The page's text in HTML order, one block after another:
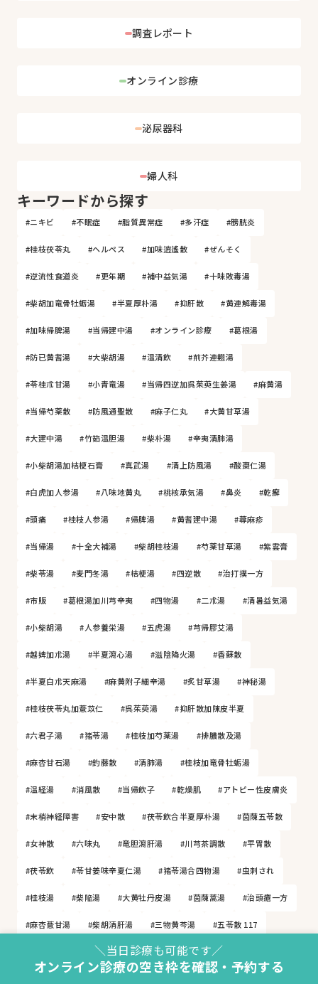
調査レポート
オンライン診療
泌尿器科
婦人科
キーワードから探す
#ニキビ #不眠症 #脂質異常症 #多汗症 #膀胱炎
#桂枝茯苓丸 #ヘルペス #加味逍遙散 #ぜんそく
#逆流性食道炎 #更年期 #補中益気湯 #十味敗毒湯
#柴胡加竜骨牡蛎湯 #半夏厚朴湯 #抑肝散 #黄連解毒湯
#加味帰脾湯 #当帰建中湯 #オンライン診療 #葛根湯
#防已黄耆湯 #大柴胡湯 #温清飲 #荊芥連翹湯
#苓桂朮甘湯 #小青竜湯 #当帰四逆加呉茱萸生姜湯 #麻黄湯
#当帰芍薬散 #防風通聖散 #麻子仁丸 #大黄甘草湯
#大建中湯 #竹筎温胆湯 #柴朴湯 #辛夷清肺湯
#小柴胡湯加桔梗石膏 #真武湯 #清上防風湯 #酸棗仁湯
#白虎加人参湯 #八味地黄丸 #桃核承気湯 #鼻炎 #乾癬
#頭痛 #桂枝人参湯 #帰脾湯 #黄耆建中湯 #蕁麻疹
#当帰湯 #十全大補湯 #柴胡桂枝湯 #芍薬甘草湯 #紫雲膏
#柴苓湯 #麦門冬湯 #桔梗湯 #四逆散 #治打撲一方
#市販 #葛根湯加川芎辛夷 #四物湯 #二朮湯 #清暑益気湯
#小柴胡湯 #人参養栄湯 #五虎湯 #芎帰膠艾湯
#越婢加朮湯 #半夏瀉心湯 #滋陰降火湯 #香蘇散
#半夏白朮天麻湯 #麻黄附子細辛湯 #炙甘草湯 #神秘湯
#桂枝茯苓丸加薏苡仁 #呉茱萸湯 #抑肝散加陳皮半夏
#六君子湯 #猪苓湯 #桂枝加芍薬湯 #排膿散及湯
#麻杏甘石湯 #釣藤散 #清肺湯 #桂枝加竜骨牡蛎湯
#温経湯 #消風散 #当帰飲子 #乾燥肌 #アトピー性皮膚炎
#末梢神経障害 #安中散 #茯苓飲合半夏厚朴湯 #茵蔯五苓散
#女神散 #六味丸 #竜胆瀉肝湯 #川芎茶調散 #平胃散
#茯苓飲 #苓甘姜味辛夏仁湯 #猪苓湯合四物湯 #虫刺され
#桂枝湯 #柴陥湯 #大黄牡丹皮湯 #茵蔯蒿湯 #治頭瘡一方
#麻杏薏甘湯 #柴胡清肝湯 #三物黄芩湯 #五苓散 117
＼当日診療も可能です／
オンライン診療の空き枠を確認・予約する